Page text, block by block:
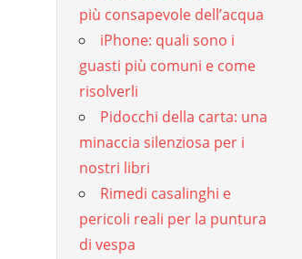
più consapevole dell’acqua
iPhone: quali sono i
guasti più comuni e come
risolverli
Pidocchi della carta: una
minaccia silenziosa per i
nostri libri
Rimedi casalinghi e
pericoli reali per la puntura
di vespa